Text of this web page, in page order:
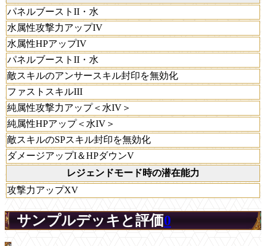
パネルブーストII・水
水属性攻撃力アップIV
水属性HPアップIV
パネルブーストII・水
敵スキルのアンサースキル封印を無効化
ファストスキルIII
純属性攻撃力アップ＜水IV＞
純属性HPアップ＜水IV＞
敵スキルのSPスキル封印を無効化
ダメージアップI＆HPダウンV
レジェンドモード時の潜在能力
攻撃力アップXV
サンプルデッキと評価0